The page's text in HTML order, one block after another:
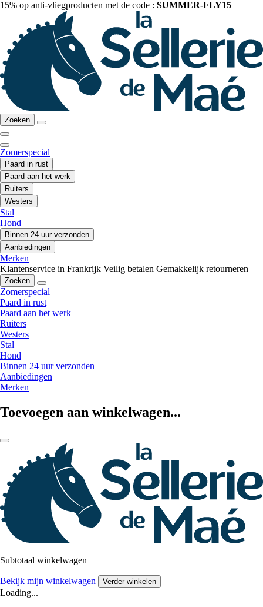
15% op anti-vliegproducten met de code : SUMMER-FLY15
Zoeken
Zomerspecial
Paard in rust
Paard aan het werk
Ruiters
Westers
Stal
Hond
Binnen 24 uur verzonden
Aanbiedingen
Merken
Klantenservice in Frankrijk Veilig betalen Gemakkelijk retourneren
Zoeken
Zomerspecial
Paard in rust
Paard aan het werk
Ruiters
Westers
Stal
Hond
Binnen 24 uur verzonden
Aanbiedingen
Merken
Toevoegen aan winkelwagen...
Subtotaal winkelwagen
Bekijk mijn winkelwagen Verder winkelen
Loading...